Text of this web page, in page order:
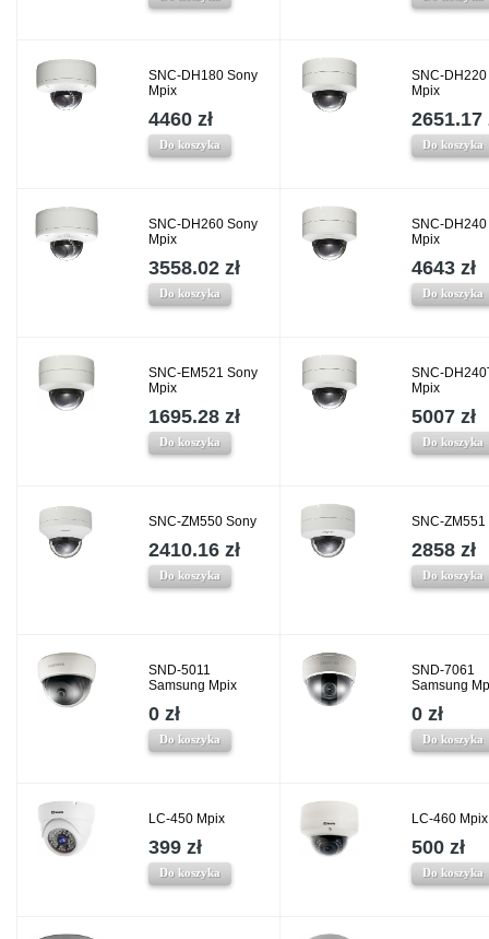
SNC-DH180 Sony
Mpix
4460 zł
Do koszyka
SNC-
Mpix
2651.17
Do koszyka
SNC-DH260 Sony
Mpix
3558.02 zł
Do koszyka
SNC-
Mpix
4643 zł
Do koszyka
SNC-EM521 Sony
Mpix
1695.28 zł
Do koszyka
SNC-
Mpix
5007 zł
Do koszyka
SNC-ZM550 Sony
2410.16 zł
Do koszyka
SNC-ZM551
2858 zł
Do koszyka
SND-5011
Samsung Mpix
0 zł
Do koszyka
SND-7061
Samsung
0 zł
Do koszyka
LC-450 Mpix
399 zł
Do koszyka
LC-460 Mpix
500 zł
Do koszyka